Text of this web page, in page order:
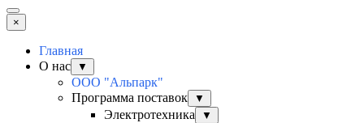
×
Главная
О нас
▼
ООО "Альпарк"
Программа поставок
▼
Электротехника ▼